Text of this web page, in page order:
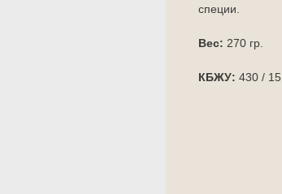
специи.
Вес: 270 гр.
КБЖУ: 430 /